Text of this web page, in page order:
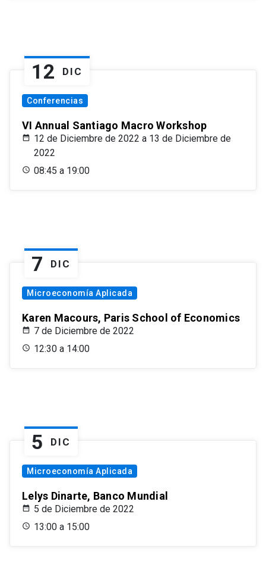
12 DIC
Conferencias
VI Annual Santiago Macro Workshop
12 de Diciembre de 2022 a 13 de Diciembre de
2022
08:45 a 19:00
7 DIC
Microeconomía Aplicada
Karen Macours, Paris School of Economics
7 de Diciembre de 2022
12:30 a 14:00
5 DIC
Microeconomía Aplicada
Lelys Dinarte, Banco Mundial
5 de Diciembre de 2022
13:00 a 15:00